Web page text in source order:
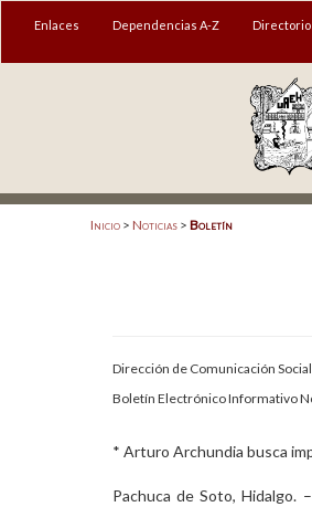
MENÚ
Acreditación Internacional
Enlaces Dependencias A-Z Directorio
Inicio > Noticias > Boletín
Dirección de Comunicación
Boletín Electrónico Informativo
* Arturo Archundia busca
Pachuca de Soto, Hidalgo.